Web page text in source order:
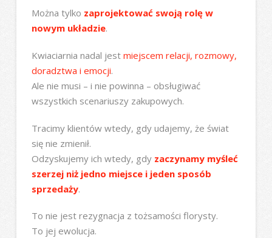
Można tylko zaprojektować swoją rolę w
nowym układzie.
Kwiaciarnia nadal jest miejscem relacji, rozmowy,
doradztwa i emocji.
Ale nie musi – i nie powinna – obsługiwać
wszystkich scenariuszy zakupowych.
Tracimy klientów wtedy, gdy udajemy, że świat
się nie zmienił.
Odzyskujemy ich wtedy, gdy zaczynamy myśleć
szerzej niż jedno miejsce i jeden sposób
sprzedaży.
To nie jest rezygnacja z tożsamości florysty.
To jej ewolucja.